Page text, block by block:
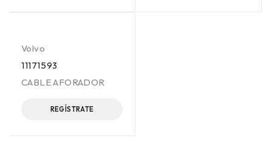
Volvo
11171593
CABLE AFORADOR
REGÍSTRATE